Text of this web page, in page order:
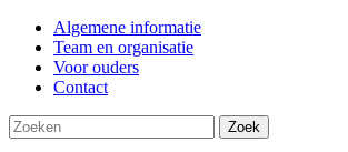
Algemene informatie
Team en organisatie
Voor ouders
Contact
Zoek